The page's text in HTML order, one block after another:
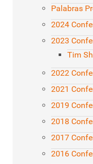
Palabras
2024
2023
Tim
2022
2021
2019
2018
2017
2016